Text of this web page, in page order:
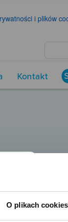
O plikach cookies
i plików
Kontakt